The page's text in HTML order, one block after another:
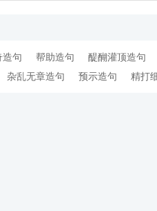
造句 帮助造句 醍醐灌顶造句
杂乱无章造句 预示造句 精打